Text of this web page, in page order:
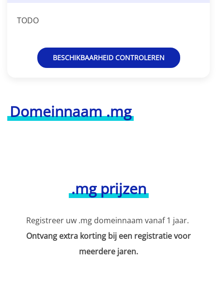
Domeinnaam .mg
TODO
BESCHIKBAARHEID CONTROLEREN
.mg prijzen
Registreer uw .mg domeinnaam vanaf 1 jaar.
Ontvang extra korting bij een registratie voor
meerdere jaren.